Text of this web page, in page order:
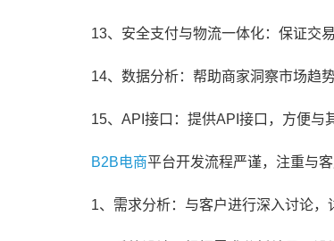
13、安全支付与物流一体化：保证交
14、数据分析：帮助商家洞察市场趋
15、API接口：提供API接口，方便与
B2B电商平台开发流程严谨，注重与客
1、需求分析：与客户进行深入讨论，